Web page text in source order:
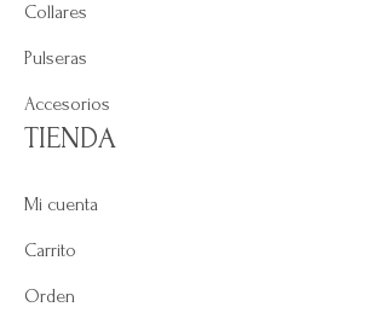
Collares
Pulseras
Accesorios
TIENDA
Mi cuenta
Carrito
Orden